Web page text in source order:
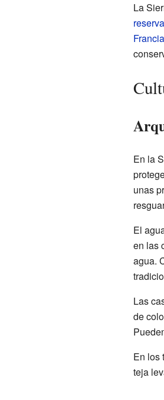
La
Francia
En la
unas
El
en las
agua.
Las
de
En los
teja